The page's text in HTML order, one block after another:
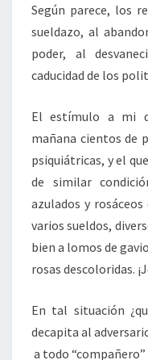
Según parece, los
sueldazo, al
poder, al
caducidad de los
El estímulo a mi
mañana cientos de
psiquiátricas, y el
de similar
azulados y
varios sueldos,
bien a lomos de
rosas descoloridas.
En tal situación
decapita al
a todo